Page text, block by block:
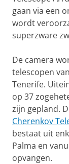
gaan via een
wordt
superzware
De camera
telescopen
Tenerife.
op 37
zijn gepland.
Cherenkov
bestaat uit
Palma en
opvangen.